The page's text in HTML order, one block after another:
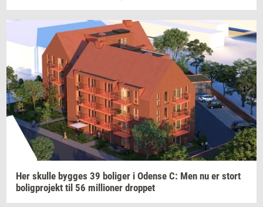
Her skul­le byg­ges 39 bo­li­ger i Oden­se C: Men nu er stort
bo­lig­pro­jekt til 56 mil­li­o­ner drop­pet